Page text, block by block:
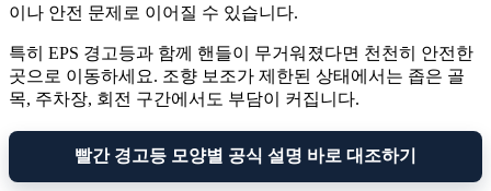
이나 안전 문제로 이어질 수 있습니다.
특히 EPS 경고등과 함께 핸들이 무거워졌다면 천천히 안전한
곳으로 이동하세요. 조향 보조가 제한된 상태에서는 좁은 골
목, 주차장, 회전 구간에서도 부담이 커집니다.
빨간 경고등 모양별 공식 설명 바로 대조하기